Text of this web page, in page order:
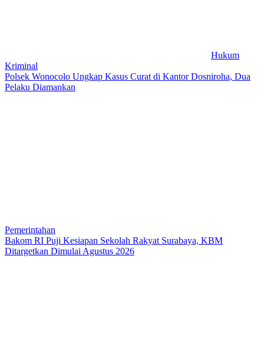
Hukum
Kriminal
Polsek Wonocolo Ungkap Kasus Curat di Kantor Dosniroha, Dua
Pelaku Diamankan
Pemerintahan
Bakom RI Puji Kesiapan Sekolah Rakyat Surabaya, KBM
Ditargetkan Dimulai Agustus 2026